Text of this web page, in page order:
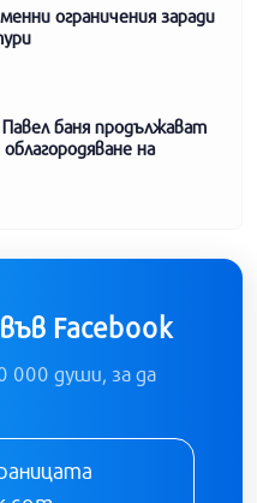
ограничения заради
баня продължават
на
Facebook
000 души, за да